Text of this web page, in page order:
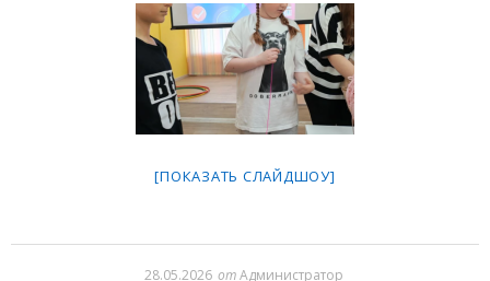
[ПОКАЗАТЬ СЛАЙДШОУ]
28.05.2026 отАдминистратор